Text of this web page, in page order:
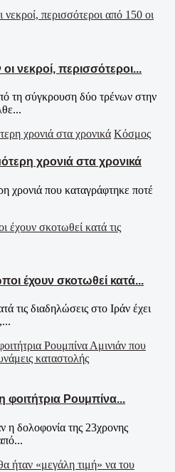
νεκροί, περισσότεροι...
τη σύγκρουση δύο τρένων στην
Κόσμος
χρονιά στα χρονικά
χρονιά που καταγράφτηκε ποτέ
έχουν σκοτωθεί κατά...
τις διαδηλώσεις στο Ιράν έχει
φοιτήτρια Ρουμπίνα...
η δολοφονία της 23χρονης